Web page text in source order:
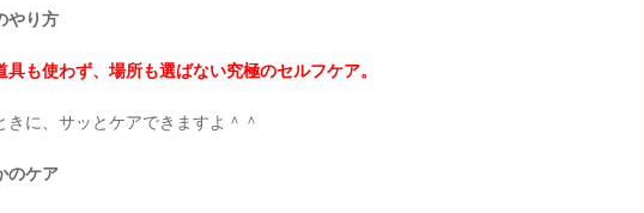
やり方
具も使わず、場所も選ばない究極のセルフケア。
きに、サッとケアできますよ＾＾
のケア